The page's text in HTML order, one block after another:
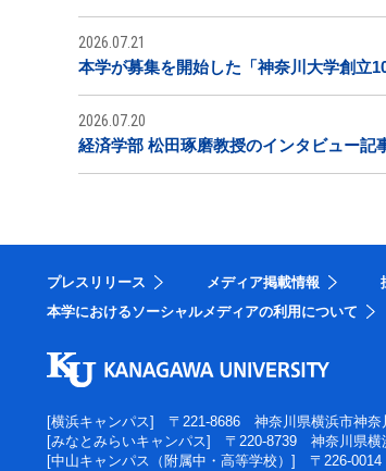
2026.07.21
本学が募集を開始した「神奈川大学創立
2026.07.20
経済学部 松田琢磨教授のインタビュー記
プレスリリース メディア掲載情報
本学におけるソーシャルメディアの利用について
[横浜キャンパス] 〒221-8686 神奈川県横浜市神奈
[みなとみらいキャンパス] 〒220-8739 神奈川県横
[中山キャンパス（附属中・高等学校）] 〒226-